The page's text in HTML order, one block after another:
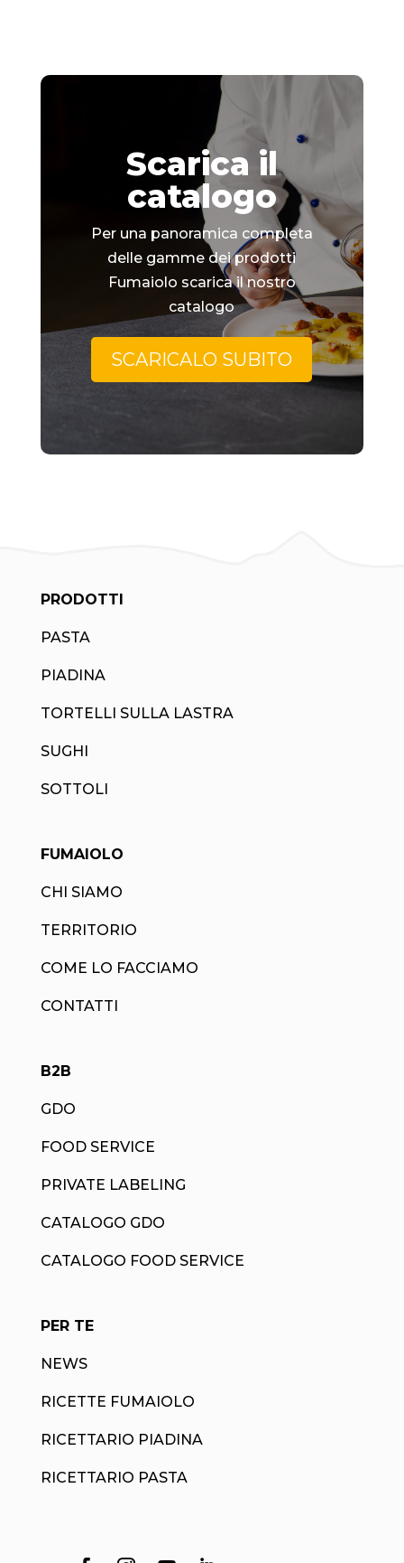
Scarica il
catalogo
Per una panoramica completa
delle gamme dei prodotti
Fumaiolo scarica il nostro
catalogo
SCARICALO SUBITO
PRODOTTI
PASTA
PIADINA
TORTELLI SULLA LASTRA
SUGHI
SOTTOLI
FUMAIOLO
CHI SIAMO
TERRITORIO
COME LO FACCIAMO
CONTATTI
B2B
GDO
FOOD SERVICE
PRIVATE LABELING
CATALOGO GDO
CATALOGO FOOD SERVICE
PER TE
NEWS
RICETTE FUMAIOLO
RICETTARIO PIADINA
RICETTARIO PASTA